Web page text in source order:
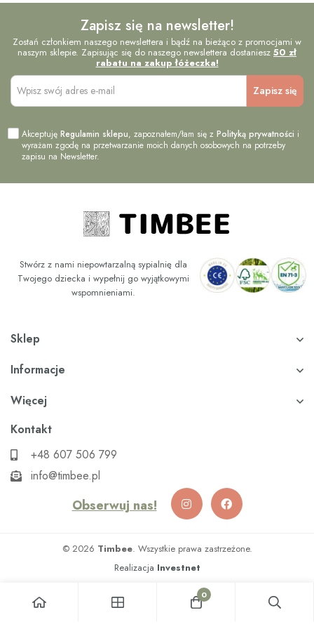
Zapisz się na newsletter!
Zostań członkiem naszego newslettera i bądź na bieżąco z promocjami w
naszym sklepie. Zapisując się do naszego newslettera dostaniesz 50 zł
rabatu na zakup łóżeczka!
AkceptujęRegulamin sklepu, zapoznałem/łam się zPolityką prywatności i
wyrażam zgodę na przetwarzanie moich danych osobowych na potrzeby
zapisu na Newsletter.
Stwórz z nami niepowtarzalną sypialnię dla
Twojego dziecka i wypełnij go wyjątkowymi
wspomnieniami.
Sklep
Informacje
Więcej
Kontakt
+48 607 506 799
info@timbee.pl
Obserwuj nas!
© 2026 Timbee. Wszystkie prawa zastrzeżone.
Realizacja Investnet
0